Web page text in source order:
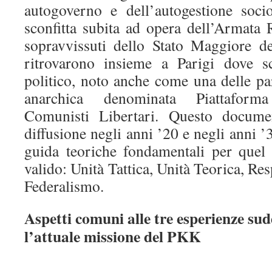
autogoverno e dell’autogestione
sconfitta subita ad opera dell’Armata
sopravvissuti dello Stato Maggiore
ritrovarono insieme a Parigi dove
politico, noto anche come una delle
anarchica denominata
Comunisti Libertari. Questo
diffusione negli anni ’20 e negli anni
guida teoriche fondamentali per
valido: Unità Tattica, Unità Teorica,
Federalismo.
Aspetti comuni alle tre esperienze
l’attuale missione del PKK